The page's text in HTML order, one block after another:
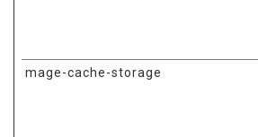
mage-cache-storage